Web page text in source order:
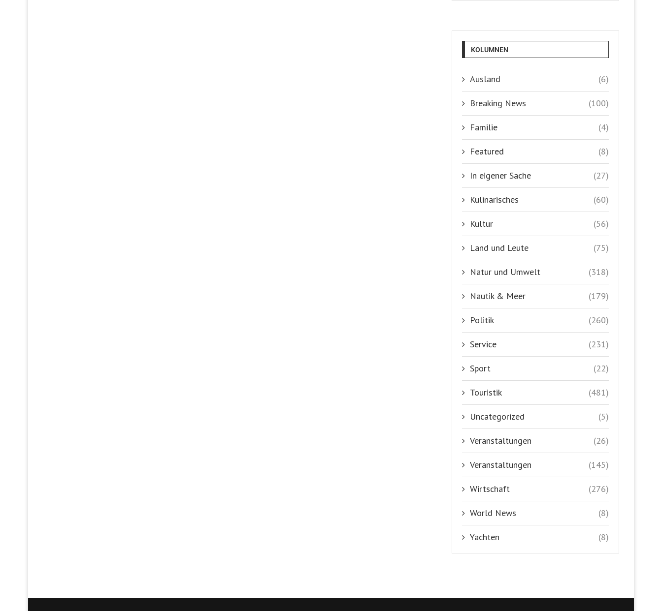
KOLUMNEN
Ausland (6)
Breaking News (100)
Familie (4)
Featured (8)
In eigener Sache (27)
Kulinarisches (60)
Kultur (56)
Land und Leute (75)
Natur und Umwelt (318)
Nautik & Meer (179)
Politik (260)
Service (231)
Sport (22)
Touristik (481)
Uncategorized (5)
Veranstaltungen (26)
Veranstaltungen (145)
Wirtschaft (276)
World News (8)
Yachten (8)